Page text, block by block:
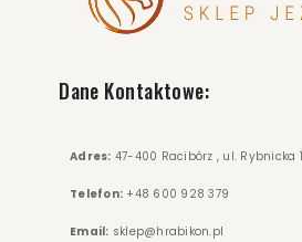
Dane Kontaktowe:
Adres: 47-400 Racibórz , ul. Rybnicka
Telefon: +48 600 928 379
Email: sklep@hrabikon.pl